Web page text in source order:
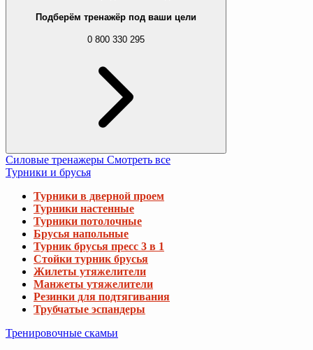
Подберём тренажёр под ваши цели
0 800 330 295
Силовые тренажеры Смотреть все
Турники и брусья
Турники в дверной проем
Турники настенные
Турники потолочные
Брусья напольные
Турник брусья пресс 3 в 1
Стойки турник брусья
Жилеты утяжелители
Манжеты утяжелители
Резинки для подтягивания
Трубчатые эспандеры
Тренировочные скамьи